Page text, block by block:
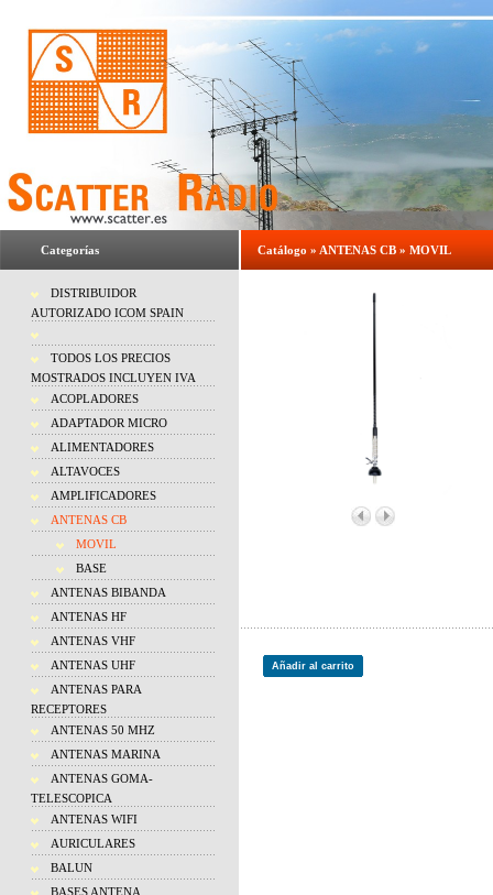
Categorías
DISTRIBUIDOR
AUTORIZADO ICOM SPAIN
TODOS LOS PRECIOS
MOSTRADOS INCLUYEN IVA
ACOPLADORES
ADAPTADOR MICRO
ALIMENTADORES
ALTAVOCES
AMPLIFICADORES
ANTENAS CB
MOVIL
BASE
ANTENAS BIBANDA
ANTENAS HF
ANTENAS VHF
ANTENAS UHF
ANTENAS PARA
RECEPTORES
ANTENAS 50 MHZ
ANTENAS MARINA
ANTENAS GOMA-
TELESCOPICA
ANTENAS WIFI
AURICULARES
BALUN
BASES ANTENA
Catálogo » ANTENAS CB » MOVIL
Añadir al carrito